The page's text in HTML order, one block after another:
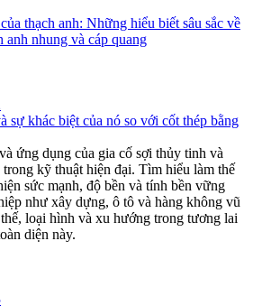
thạch anh: Những hiểu biết sâu sắc về
anh nhung và cáp quang
sự khác biệt của nó so với cốt thép bằng
ứng dụng của gia cố sợi thủy tinh và
kỹ thuật hiện đại. Tìm hiểu làm thế
sức mạnh, độ bền và tính bền vững
như xây dựng, ô tô và hàng không vũ
loại hình và xu hướng trong tương lai
diện này.